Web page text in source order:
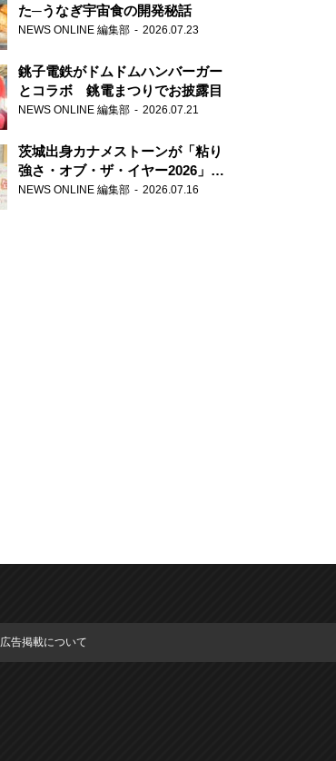
た─うなぎ宇宙食の開発秘話
NEWS ONLINE 編集部 2026.07.23
銚子電鉄がドムドムハンバーガー
とコラボ 銚電まつりでお披露目
NEWS ONLINE 編集部 2026.07.21
茨城出身カナメストーンが「粘り
強さ・オブ・ザ・イヤー2026」受
賞 粘り強いコンビ愛で納豆を
NEWS ONLINE 編集部 2026.07.16
広告掲載について